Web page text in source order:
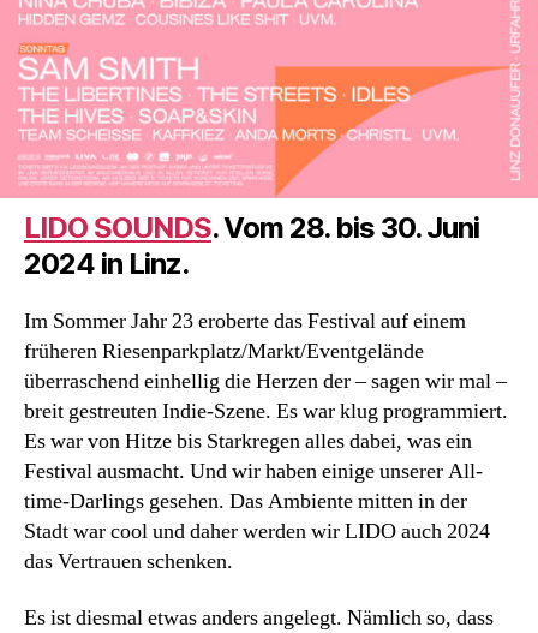
LIDO SOUNDS. Vom 28. bis 30. Juni
2024 in Linz.
Im Sommer Jahr 23 eroberte das Festival auf einem
früheren Riesenparkplatz/Markt/Eventgelände
überraschend einhellig die Herzen der – sagen wir mal –
breit gestreuten Indie-Szene. Es war klug programmiert.
Es war von Hitze bis Starkregen alles dabei, was ein
Festival ausmacht. Und wir haben einige unserer All-
time-Darlings gesehen. Das Ambiente mitten in der
Stadt war cool und daher werden wir LIDO auch 2024
das Vertrauen schenken.
Es ist diesmal etwas anders angelegt. Nämlich so, dass